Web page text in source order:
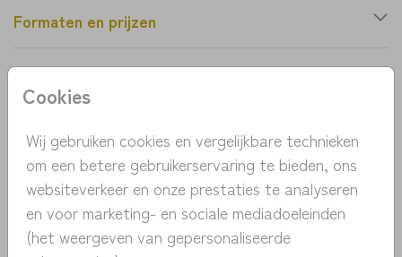
Cookies
Wij gebruiken cookies en vergelijkbare technieken
om een betere gebruikerservaring te bieden, ons
websiteverkeer en onze prestaties te analyseren
en voor marketing- en sociale mediadoeleinden
(het weergeven van gepersonaliseerde
Formaten en prijzen
Productinformatie
OMSCHRIJVING
geboortekaartje met teddybeer en sterren en
ruitpatroon
COLLECTIE